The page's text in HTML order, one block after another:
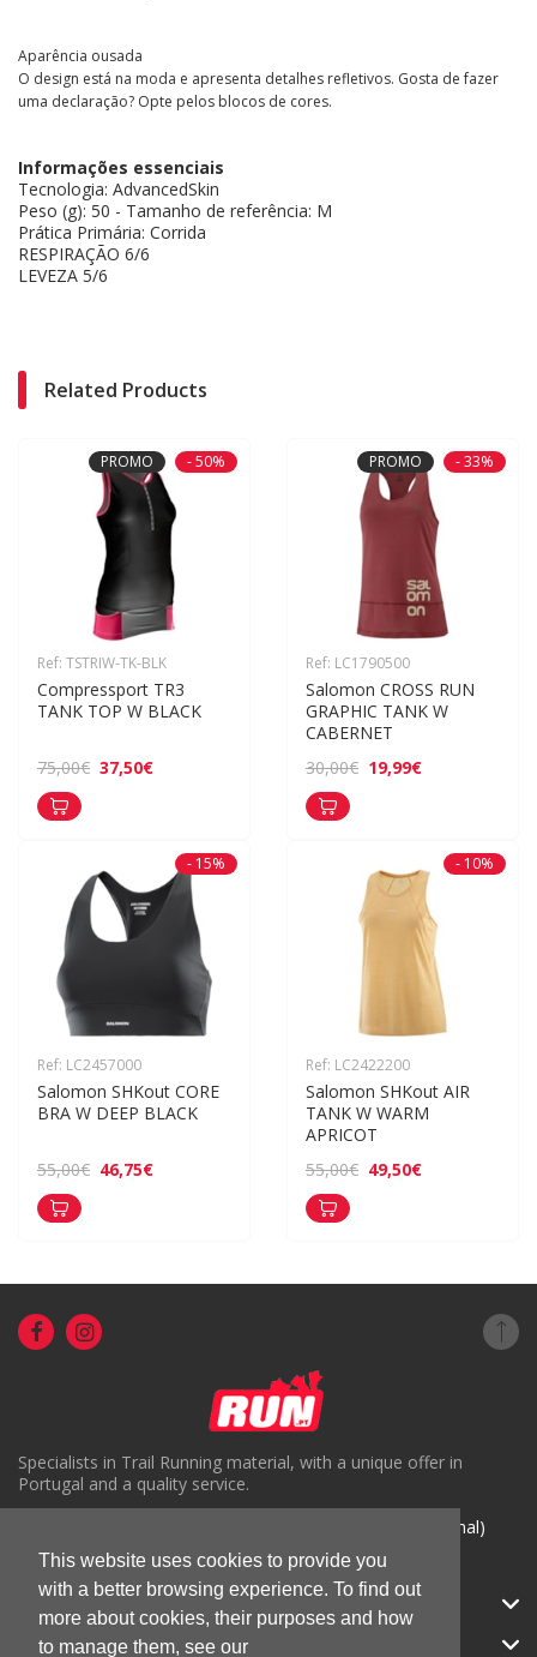
This website uses cookies to provide you
with a better browsing experience. To find out
more about cookies, their purposes and how
to manage them, see our
Aparência ousada
O design está na moda e apresenta detalhes refletivos. Gosta de fazer
uma declaração? Opte pelos blocos de cores.
Informações essenciais
Tecnologia: AdvancedSkin
Peso (g): 50 - Tamanho de referência: M
Prática Primária: Corrida
RESPIRAÇÃO 6/6
LEVEZA 5/6
Related Products
PROMO - 50%
Ref: TSTRIW-TK-BLK
Compressport TR3
TANK TOP W BLACK
75,00€ 37,50€
PROMO - 33%
Ref: LC1790500
Salomon CROSS RUN
GRAPHIC TANK W
CABERNET
30,00€ 19,99€
- 15%
Ref: LC2457000
Salomon SHKout CORE
BRA W DEEP BLACK
55,00€ 46,75€
- 10%
Ref: LC2422200
Salomon SHKout AIR
TANK W WARM
APRICOT
55,00€ 49,50€
Specialists in Trail Running material, with a unique offer in
Portugal and a quality service.
( +351) 918816191 (Chamada para rede móvel nacional)
geral@run.pt
CATEGORIES